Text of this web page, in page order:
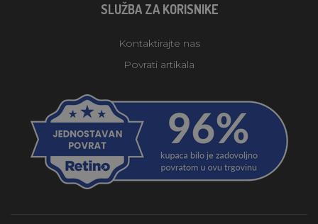
SLUŽBA ZA KORISNIKE
Kontaktirajte nas
Povrati artikala